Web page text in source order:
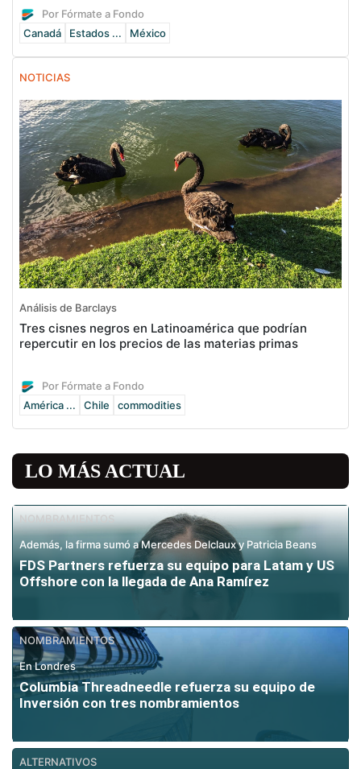
Por Fórmate a Fondo
Canadá
Estados ... México
NOTICIAS
Análisis de Barclays
Tres cisnes negros en Latinoamérica que podrían
repercutir en los precios de las materias primas
Por Fórmate a Fondo
América ...
Chile commodities
LO MÁS ACTUAL
NOMBRAMIENTOS
Además, la firma sumó a Mercedes Delclaux y Patricia Beans
FDS Partners refuerza su equipo para Latam y US
Offshore con la llegada de Ana Ramírez
NOMBRAMIENTOS
En Londres
Columbia Threadneedle refuerza su equipo de
Inversión con tres nombramientos
ALTERNATIVOS